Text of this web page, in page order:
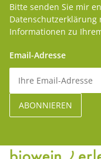
Bitte senden Sie mir
Datenschutzerklärung
Informationen zu
Email-Adresse